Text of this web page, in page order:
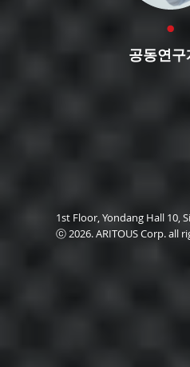
공동연구
1st Floor, Yondang Hall 10,
ⓒ 2026. ARITOUS Corp. all